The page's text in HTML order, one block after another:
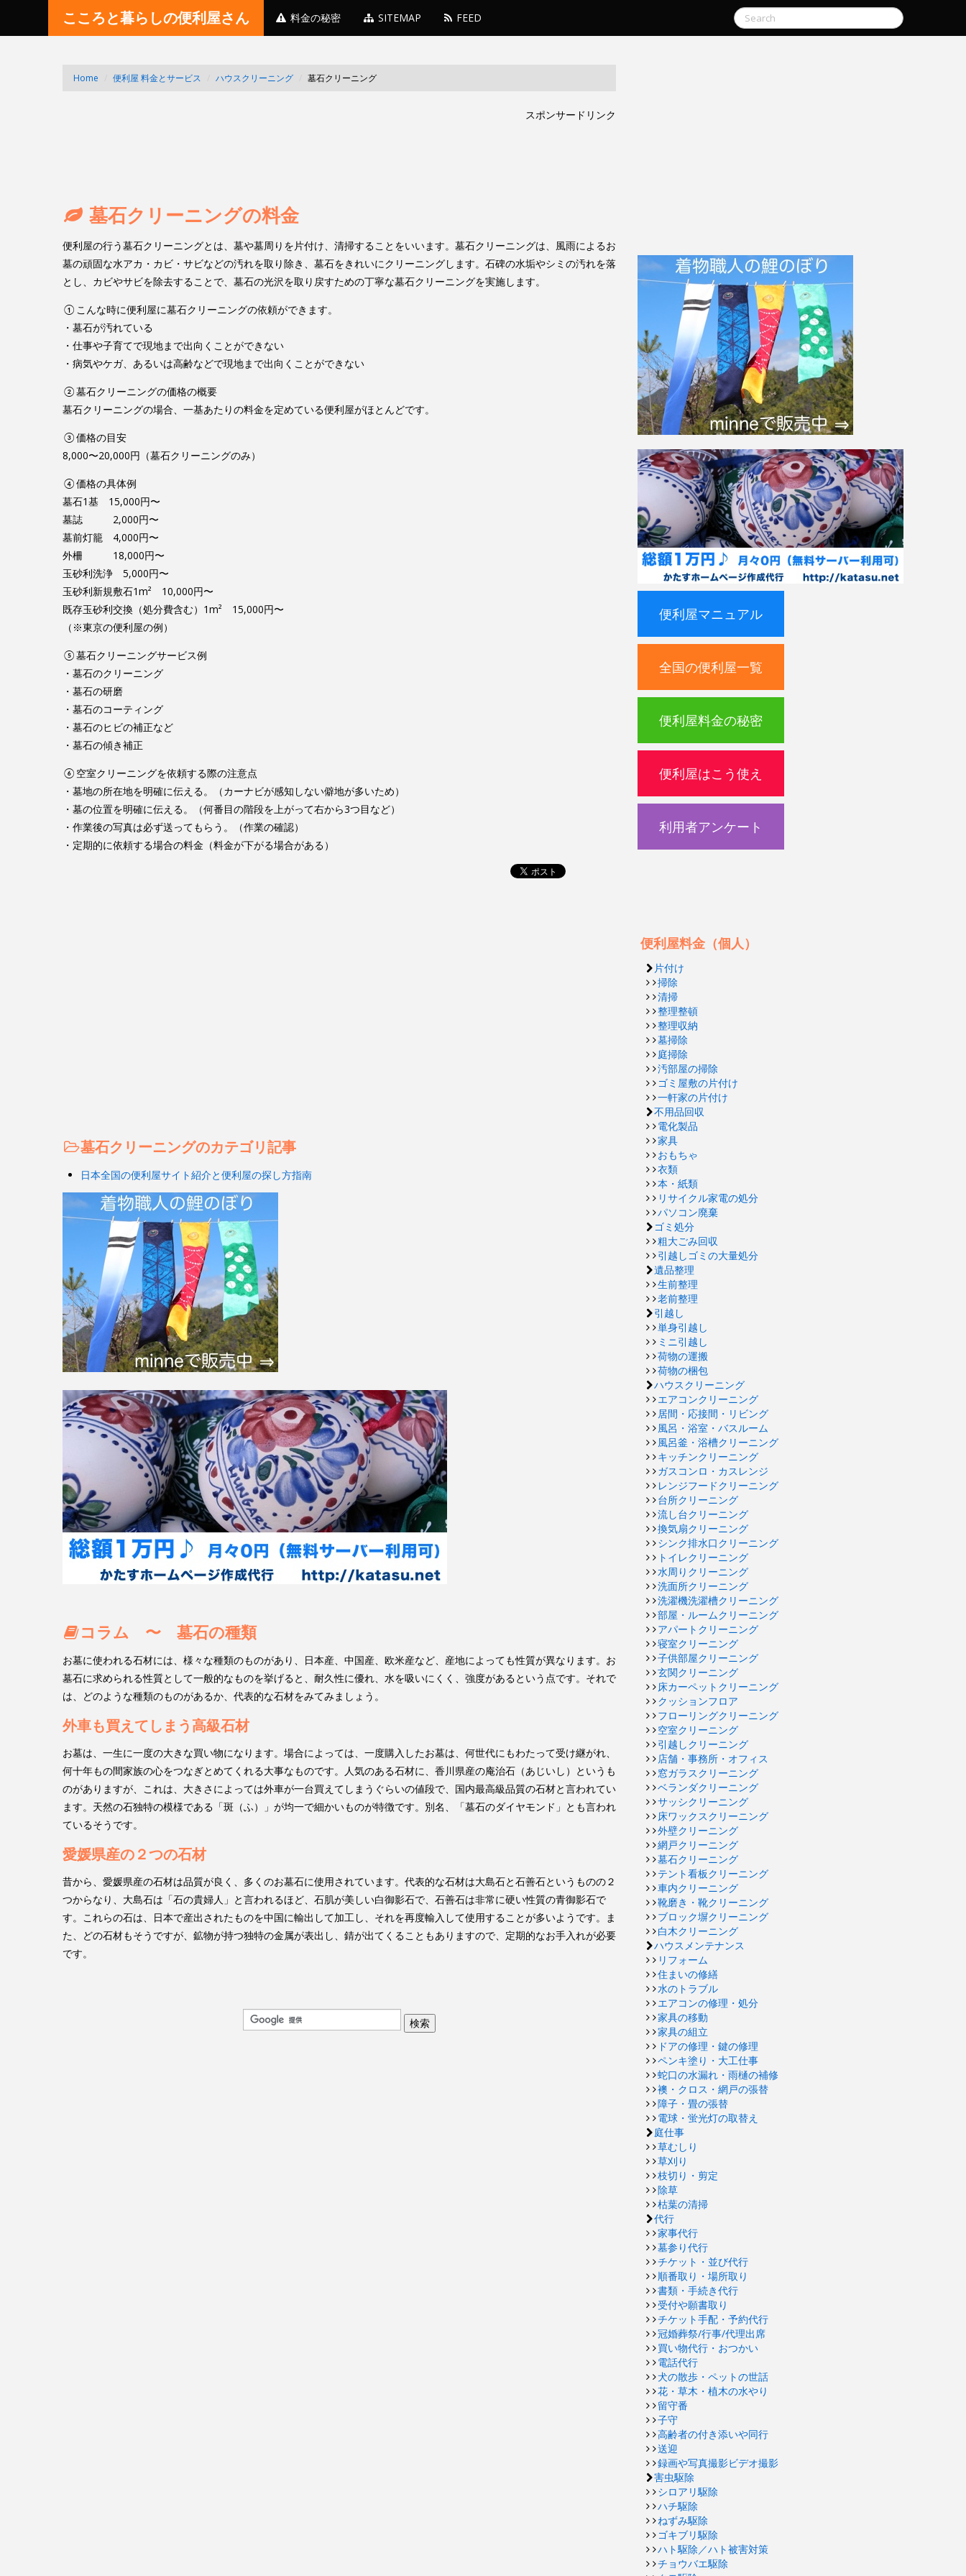
こころと暮らしの便利屋さん 料金の秘密 SITEMAP FEED
Home 便利屋 料金とサービス ハウスクリーニング 墓石クリーニング
スポンサードリンク
墓石クリーニングの料金
便利屋の行う墓石クリーニングとは、墓や墓周りを片付け、清掃することをいいます。墓石クリーニングは、風雨によるお
墓の頑固な水アカ・カビ・サビなどの汚れを取り除き、墓石をきれいにクリーニングします。石碑の水垢やシミの汚れを落
とし、カビやサビを除去することで、墓石の光沢を取り戻すための丁寧な墓石クリーニングを実施します。
①こんな時に便利屋に墓石クリーニングの依頼ができます。
・墓石が汚れている
・仕事や子育てで現地まで出向くことができない
・病気やケガ、あるいは高齢などで現地まで出向くことができない
②墓石クリーニングの価格の概要
墓石クリーニングの場合、一基あたりの料金を定めている便利屋がほとんどです。
③価格の目安
8,000〜20,000円（墓石クリーニングのみ）
④価格の具体例
墓石1基 15,000円〜
墓誌 2,000円〜
墓前灯籠 4,000円〜
外柵 18,000円〜
玉砂利洗浄 5,000円〜
玉砂利新規敷石1m² 10,000円〜
既存玉砂利交換（処分費含む）1m² 15,000円〜
（※東京の便利屋の例）
⑤墓石クリーニングサービス例
・墓石のクリーニング
・墓石の研磨
・墓石のコーティング
・墓石のヒビの補正など
・墓石の傾き補正
⑥空室クリーニングを依頼する際の注意点
・墓地の所在地を明確に伝える。（カーナビが感知しない僻地が多いため）
・墓の位置を明確に伝える。（何番目の階段を上がって右から3つ目など）
・作業後の写真は必ず送ってもらう。（作業の確認）
・定期的に依頼する場合の料金（料金が下がる場合がある）
墓石クリーニングのカテゴリ記事
日本全国の便利屋サイト紹介と便利屋の探し方指南
コラム 〜 墓石の種類
お墓に使われる石材には、様々な種類のものがあり、日本産、中国産、欧米産など、産地によっても性質が異なります。お
墓石に求められる性質として一般的なものを挙げると、耐久性に優れ、水を吸いにくく、強度があるという点です。それで
は、どのような種類のものがあるか、代表的な石材をみてみましょう。
外車も買えてしまう高級石材
お墓は、一生に一度の大きな買い物になります。場合によっては、一度購入したお墓は、何世代にもわたって受け継がれ、
何十年もの間家族の心をつなぎとめてくれる大事なものです。人気のある石材に、香川県産の庵治石（あじいし）というも
のがありますが、これは、大きさによっては外車が一台買えてしまうぐらいの値段で、国内最高級品質の石材と言われてい
ます。天然の石独特の模様である「斑（ふ）」が均一で細かいものが特徴です。別名、「墓石のダイヤモンド」とも言われ
ているそうです。
愛媛県産の２つの石材
昔から、愛媛県産の石材は品質が良く、多くのお墓石に使用されています。代表的な石材は大島石と石善石というものの２
つからなり、大島石は「石の貴婦人」と言われるほど、石肌が美しい白御影石で、石善石は非常に硬い性質の青御影石で
す。これらの石は、日本で産出されたものを中国に輸出して加工し、それを再度輸入して使用することが多いようです。ま
た、どの石材もそうですが、鉱物が持つ独特の金属が表出し、錆が出てくることもありますので、定期的なお手入れが必要
です。
便利屋マニュアル
全国の便利屋一覧
便利屋料金の秘密
便利屋はこう使え
利用者アンケート
便利屋料金（個人）
片付け
掃除
清掃
整理整頓
整理収納
墓掃除
庭掃除
汚部屋の掃除
ゴミ屋敷の片付け
一軒家の片付け
不用品回収
電化製品
家具
おもちゃ
衣類
本・紙類
リサイクル家電の処分
パソコン廃棄
ゴミ処分
粗大ごみ回収
引越しゴミの大量処分
遺品整理
生前整理
老前整理
引越し
単身引越し
ミニ引越し
荷物の運搬
荷物の梱包
ハウスクリーニング
エアコンクリーニング
居間・応接間・リビング
風呂・浴室・バスルーム
風呂釜・浴槽クリーニング
キッチンクリーニング
ガスコンロ・カスレンジ
レンジフードクリーニング
台所クリーニング
流し台クリーニング
換気扇クリーニング
シンク排水口クリーニング
トイレクリーニング
水周りクリーニング
洗面所クリーニング
洗濯機洗濯槽クリーニング
部屋・ルームクリーニング
アパートクリーニング
寝室クリーニング
子供部屋クリーニング
玄関クリーニング
床カーペットクリーニング
クッションフロア
フローリングクリーニング
空室クリーニング
引越しクリーニング
店舗・事務所・オフィス
窓ガラスクリーニング
ベランダクリーニング
サッシクリーニング
床ワックスクリーニング
外壁クリーニング
網戸クリーニング
墓石クリーニング
テント看板クリーニング
車内クリーニング
靴磨き・靴クリーニング
ブロック塀クリーニング
白木クリーニング
ハウスメンテナンス
リフォーム
住まいの修繕
水のトラブル
エアコンの修理・処分
家具の移動
家具の組立
ドアの修理・鍵の修理
ペンキ塗り・大工仕事
蛇口の水漏れ・雨樋の補修
襖・クロス・網戸の張替
障子・畳の張替
電球・蛍光灯の取替え
庭仕事
草むしり
草刈り
枝切り・剪定
除草
枯葉の清掃
代行
家事代行
墓参り代行
チケット・並び代行
順番取り・場所取り
書類・手続き代行
受付や願書取り
チケット手配・予約代行
冠婚葬祭/行事/代理出席
買い物代行・おつかい
電話代行
犬の散歩・ペットの世話
花・草木・植木の水やり
留守番
子守
高齢者の付き添いや同行
送迎
録画や写真撮影ビデオ撮影
害虫駆除
シロアリ駆除
ハチ駆除
ねずみ駆除
ゴキブリ駆除
ハト駆除／ハト被害対策
チョウバエ駆除